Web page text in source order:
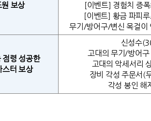
원 보상
[이벤트] 경험치 증
[이벤트] 황금 파피
무기/방어구/변신 목걸이
점령 성공한
스터 보상
신성수
고대의 무기/방어
고대의 악세서리
장비 각성 주문서(
각성 봉인 해